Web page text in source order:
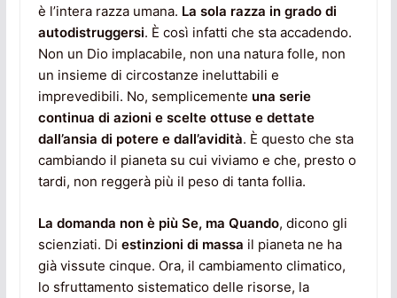
è l’intera razza umana. La sola razza in grado di
autodistruggersi. È così infatti che sta accadendo.
Non un Dio implacabile, non una natura folle, non
un insieme di circostanze ineluttabili e
imprevedibili. No, semplicemente una serie
continua di azioni e scelte ottuse e dettate
dall’ansia di potere e dall’avidità. È questo che sta
cambiando il pianeta su cui viviamo e che, presto o
tardi, non reggerà più il peso di tanta follia.
La domanda non è più Se, ma Quando, dicono gli
scienziati. Di estinzioni di massa il pianeta ne ha
già vissute cinque. Ora, il cambiamento climatico,
lo sfruttamento sistematico delle risorse, la